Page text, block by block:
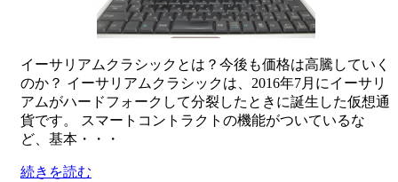
イーサリアムクラシックとは？今後も価格は高騰していく
のか？ イーサリアムクラシックは、2016年7月にイーサリ
アムがハードフォークして分裂したときに誕生した仮想通
貨です。 スマートコントラクトの機能がついているな
ど、基本・・・
続きを読む